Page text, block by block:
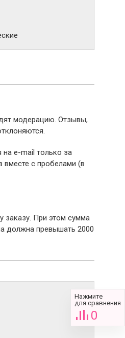
модерацию. Отзывы,
на e-mail только за
с пробелами (в
заказу. При этом сумма
должна превышать 2000
Нажмите
для сравнения
0